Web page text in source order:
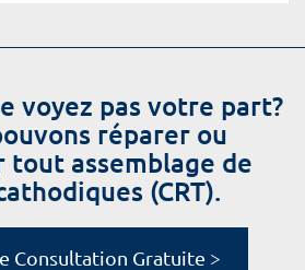
voyez pas votre part?
réparer ou
tout assemblage de
(CRT).
Consultation Gratuite >